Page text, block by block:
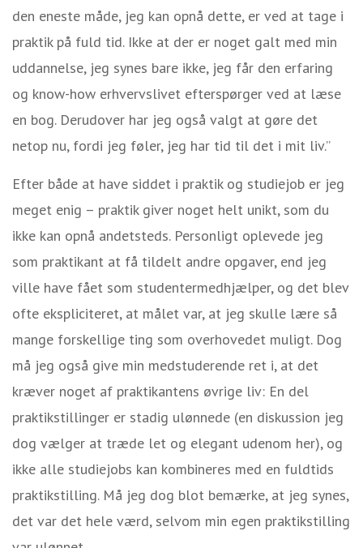
den eneste måde, jeg kan opnå dette, er ved at tage i
praktik på fuld tid. Ikke at der er noget galt med min
uddannelse, jeg synes bare ikke, jeg får den erfaring
og know-how erhvervslivet efterspørger ved at læse
en bog. Derudover har jeg også valgt at gøre det
netop nu, fordi jeg føler, jeg har tid til det i mit liv.”
Efter både at have siddet i praktik og studiejob er jeg
meget enig – praktik giver noget helt unikt, som du
ikke kan opnå andetsteds. Personligt oplevede jeg
som praktikant at få tildelt andre opgaver, end jeg
ville have fået som studentermedhjælper, og det blev
ofte ekspliciteret, at målet var, at jeg skulle lære så
mange forskellige ting som overhovedet muligt. Dog
må jeg også give min medstuderende ret i, at det
kræver noget af praktikantens øvrige liv: En del
praktikstillinger er stadig ulønnede (en diskussion jeg
dog vælger at træde let og elegant udenom her), og
ikke alle studiejobs kan kombineres med en fuldtids
praktikstilling. Må jeg dog blot bemærke, at jeg synes,
det var det hele værd, selvom min egen praktikstilling